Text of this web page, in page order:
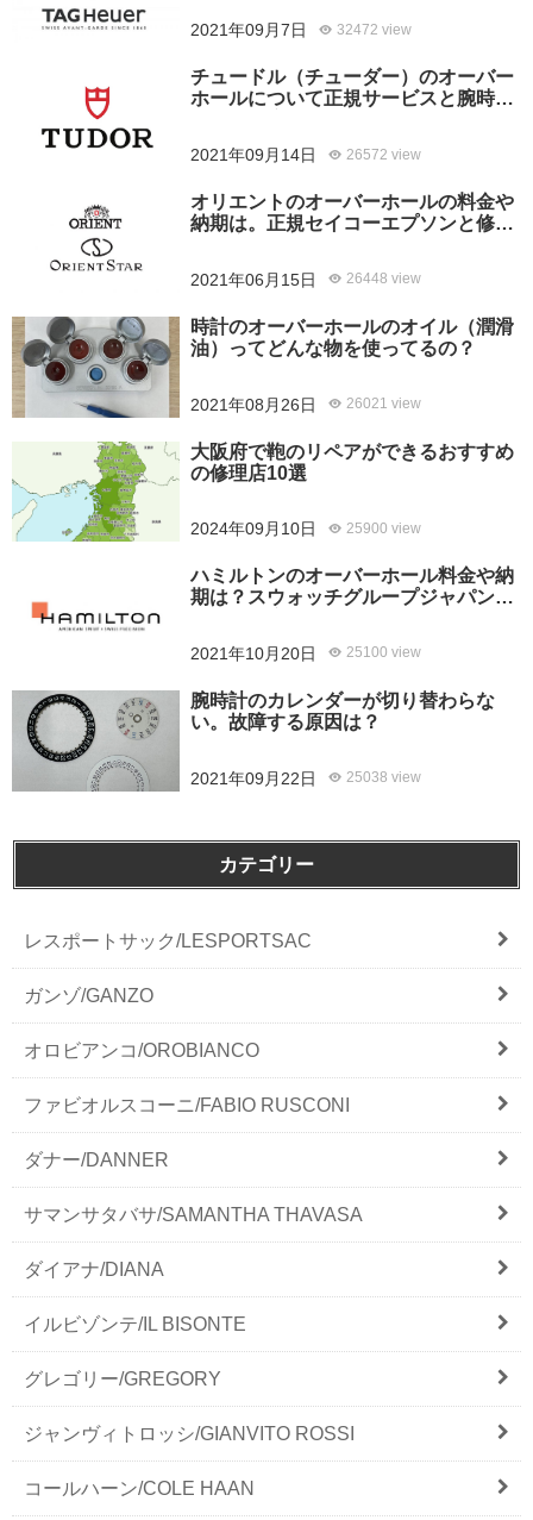
2021年09月7日 32472 view
チュードル（チューダー）のオーバー
ホールについて正規サービスと腕時計
2021年09月14日 26572 view
オリエントのオーバーホールの料金や
納期は。正規セイコーエプソンと修理
2021年06月15日 26448 view
時計のオーバーホールのオイル（潤滑
油）ってどんな物を使ってるの？
2021年08月26日 26021 view
大阪府で鞄のリペアができるおすすめ
の修理店10選
2024年09月10日 25900 view
ハミルトンのオーバーホール料金や納
期は？スウォッチグループジャパンと
2021年10月20日 25100 view
腕時計のカレンダーが切り替わらな
い。故障する原因は？
2021年09月22日 25038 view
カテゴリー
レスポートサック/LESPORTSAC
ガンゾ/GANZO
オロビアンコ/OROBIANCO
ファビオルスコーニ/FABIO RUSCONI
ダナー/DANNER
サマンサタバサ/SAMANTHA THAVASA
ダイアナ/DIANA
イルビゾンテ/IL BISONTE
グレゴリー/GREGORY
ジャンヴィトロッシ/GIANVITO ROSSI
コールハーン/COLE HAAN